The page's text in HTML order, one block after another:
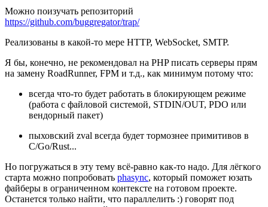
Можно поизучать репозиторий
https://github.com/buggregator/trap/
Реализованы в какой-то мере HTTP, WebSocket, SMTP.
Я бы, конечно, не рекомендовал на PHP писать серверы прям
на замену RoadRunner, FPM и т.д., как минимум потому что:
всегда что-то будет работать в блокирующем режиме
(работа с файловой системой, STDIN/OUT, PDO или
вендорный пакет)
пыховский zval всегда будет тормознее примитивов в
C/Go/Rust...
Но погружаться в эту тему всё-равно как-то надо. Для лёгкого
старта можно попробовать phasync, который поможет юзать
файберы в ограниченном контексте на готовом проекте.
Останется только найти, что параллелить :) говорят под